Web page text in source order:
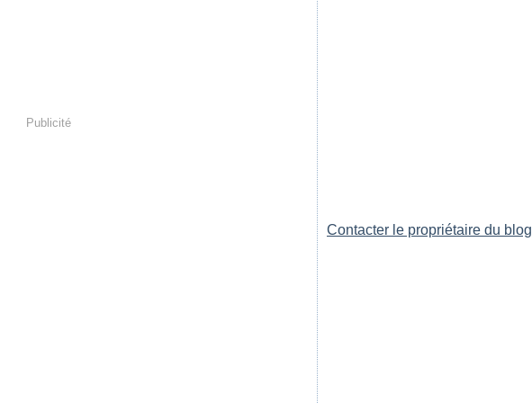
Publicité
Contacter le propriétaire du blog